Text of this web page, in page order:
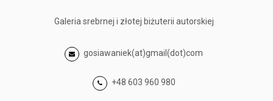
Galeria srebrnej i złotej biżuterii autorskiej
gosiawaniek(at)gmail(dot)com
+48 603 960 980